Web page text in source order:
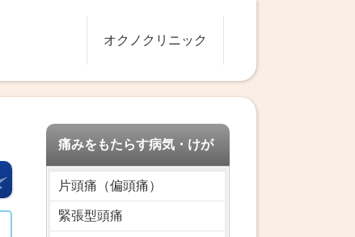
オクノクリニック
痛みをもたらす病気・けが
片頭痛（偏頭痛）
緊張型頭痛